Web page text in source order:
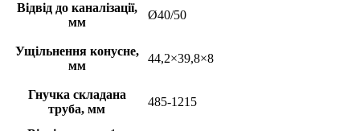
Відвід до каналізації,
мм
Ø40/50
Ущільнення конусне,
мм
44,2×39,8×8
Гнучка складана
труба, мм
485-1215